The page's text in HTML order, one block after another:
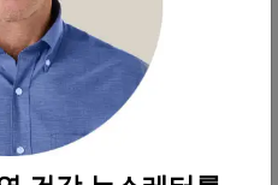
2020b).
불구하고 입원 환자
토콜은 아직 널리